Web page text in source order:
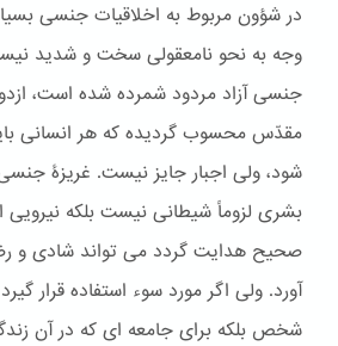
در شؤون مربوط به اخلاقیات جنسی
وجه به نحو نامعقولی سخت و شدید
جنسی آزاد مردود شمرده شده است،
مقدّس محسوب گردیده که هر انسانی
شود، ولی اجبار جایز نیست. غریزۀ
بشری لزوماً شیطانی نیست بلکه نیرویی
صحیح هدایت گردد می تواند شادی و
آورد. ولی اگر مورد سوء استفاده قرار
شخص بلکه برای جامعه ای که در آن